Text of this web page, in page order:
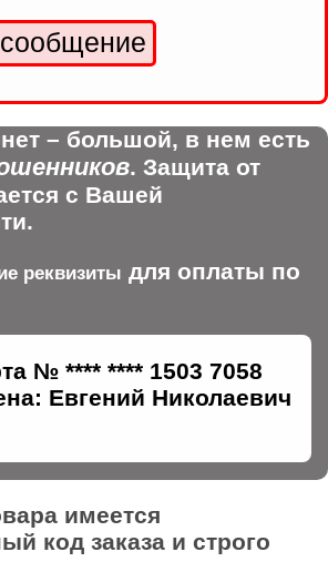
– большой, в нем есть
. Защита от
с Вашей
реквизиты для оплаты по
№ **** **** 1503 7058
Евгений Николаевич
имеется
код заказа и строго